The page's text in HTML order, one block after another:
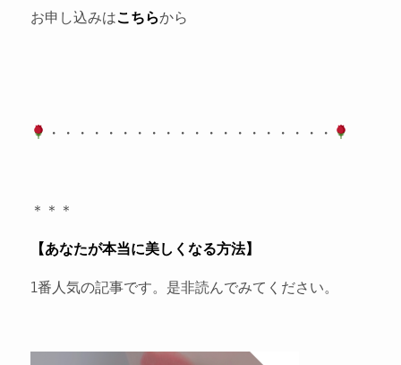
お申し込みはこちらから
・・・・・・・・・・・・・・・・・・・・
＊＊＊
【あなたが本当に美しくなる方法】
1番人気の記事です。是非読んでみてください。